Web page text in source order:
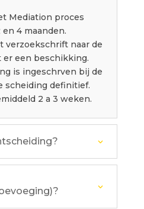
Mediation proces
4 maanden.
verzoekschrift naar de
een beschikking.
is ingeschrven bij de
scheiding definitief.
2 a 3 weken.